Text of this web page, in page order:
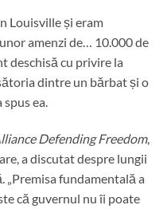
Louisville și eram
amenzi de… 10.000 de
deschisă cu privire la
dintre un bărbat și o
spus ea.
Defending Freedom,
a discutat despre lungii
fundamentală a
că guvernul nu îi poate